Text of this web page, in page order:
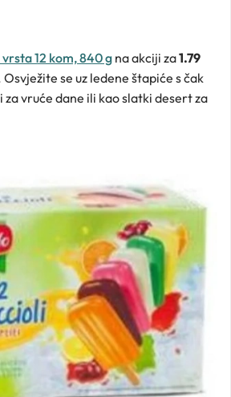
12 kom, 840 g na akciji za1.79
Osvježite se uz ledene štapiće s čak
za vruće dane ili kao slatki desert za